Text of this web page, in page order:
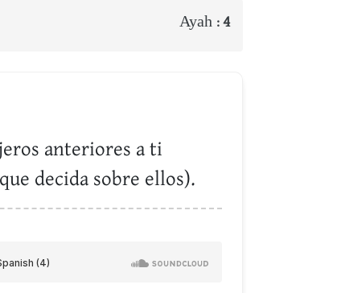
Ayah :4
anteriores a ti
decida sobre ellos).